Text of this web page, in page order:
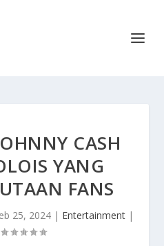
CASH
YANG
FANS
25, 2024| Entertainment|